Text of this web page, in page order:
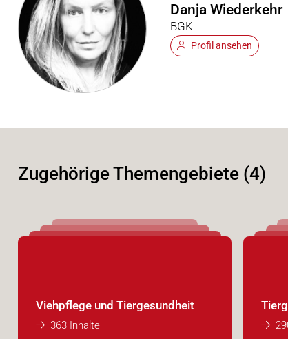
Danja Wiederkehr
BGK
Profil ansehen
Zugehörige Themengebiete (4)
Viehpflege und Tiergesundheit
363 Inhalte